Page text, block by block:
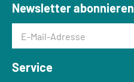
Newsletter abonnieren
Service